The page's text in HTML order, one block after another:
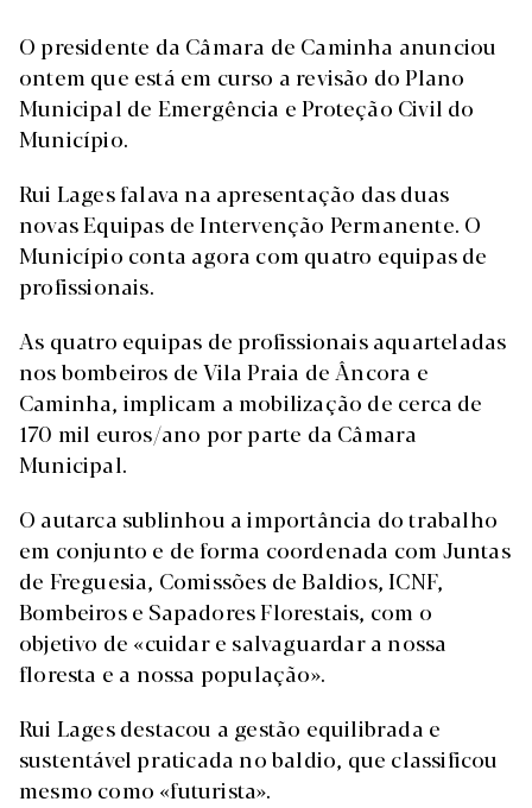
O presidente da Câmara de Caminha anunciou
ontem que está em curso a revisão do Plano
Municipal de Emergência e Proteção Civil do
Município.
Rui Lages falava na apresentação das duas
novas Equipas de Intervenção Permanente. O
Município conta agora com quatro equipas de
profissionais.
As quatro equipas de profissionais aquarteladas
nos bombeiros de Vila Praia de Âncora e
Caminha, implicam a mobilização de cerca de
170 mil euros/ano por parte da Câmara
Municipal.
O autarca sublinhou a importância do trabalho
em conjunto e de forma coordenada com Juntas
de Freguesia, Comissões de Baldios, ICNF,
Bombeiros e Sapadores Florestais, com o
objetivo de «cuidar e salvaguardar a nossa
floresta e a nossa população».
Rui Lages destacou a gestão equilibrada e
sustentável praticada no baldio, que classificou
mesmo como «futurista».